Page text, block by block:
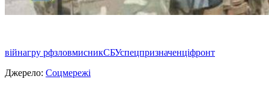
війнагру рфзловмисникСБУспецпризначенціфронт
Джерело: Соцмережі